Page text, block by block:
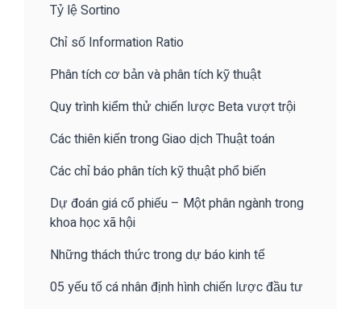
Tỷ lệ Sortino
Chỉ số Information Ratio
Phân tích cơ bản và phân tích kỹ thuật
Quy trình kiểm thử chiến lược Beta vượt trội
Các thiên kiến trong Giao dịch Thuật toán
Các chỉ báo phân tích kỹ thuật phổ biến
Dự đoán giá cổ phiếu – Một phân ngành trong
khoa học xã hội
Những thách thức trong dự báo kinh tế
05 yếu tố cá nhân định hình chiến lược đầu tư